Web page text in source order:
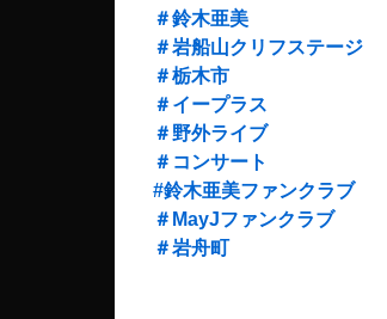
＃鈴木亜美
＃岩船山クリフステージ
＃栃木市
＃イープラス
＃野外ライブ
＃コンサート
#鈴木亜美ファンクラブ
＃MayJファンクラブ
＃岩舟町